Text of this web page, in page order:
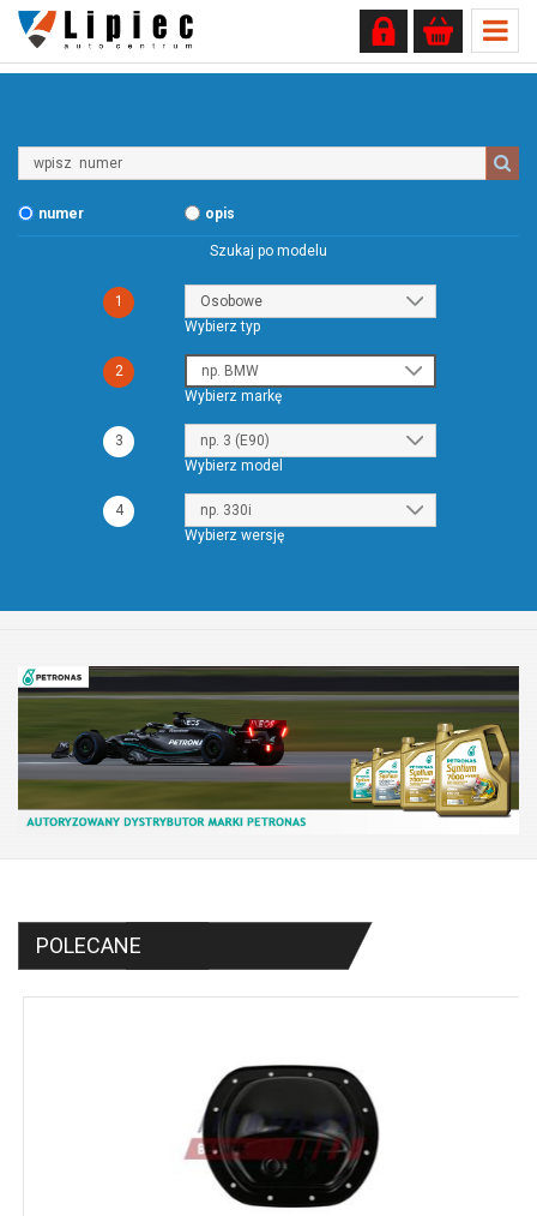
numer
opis
Szukaj po modelu
1
Wybierz typ
2
Wybierz markę
3
Wybierz model
4
Wybierz wersję
POLECANE